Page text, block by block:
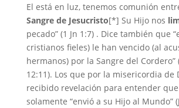
El está en luz, tenemos comunión
Sangre de Jesucristo[*] Su Hijo nos
pecado” (1 Jn 1:7) . Dice también que
cristianos fieles) le han vencido (al
hermanos) por la Sangre del Cordero”
12:11). Los que por la misericordia de
recibido revelación para entender
solamente “envió a su Hijo al Mundo”